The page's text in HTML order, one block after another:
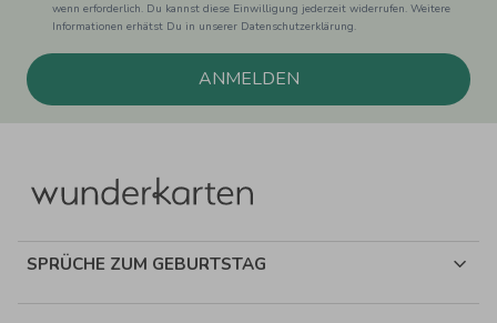
wenn erforderlich. Du kannst diese Einwilligung jederzeit widerrufen. Weitere
Informationen erhätst Du in unserer Datenschutzerklärung.
ANMELDEN
SPRÜCHE ZUM GEBURTSTAG